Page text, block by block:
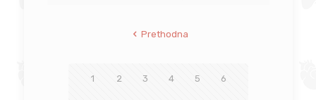
Prethodna
1 2 3 4 5 6